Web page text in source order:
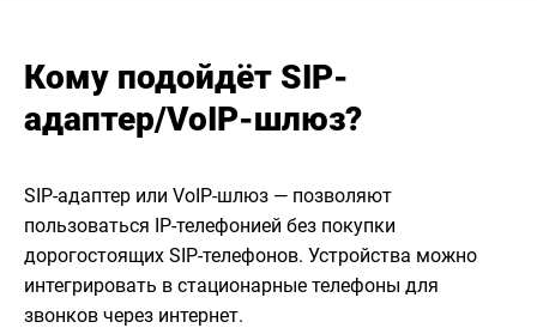
Кому подойдёт SIP-
адаптер/VoIP-шлюз?
SIP-адаптер или VoIP-шлюз — позволяют
пользоваться IP-телефонией без покупки
дорогостоящих SIP-телефонов. Устройства можно
интегрировать в стационарные телефоны для
звонков через интернет.